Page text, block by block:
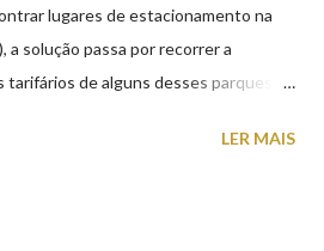
lugares de estacionamento na
a solução passa por recorrer a
tarifários de alguns desses parques de
da cidade (entenda-se por
LER MAIS